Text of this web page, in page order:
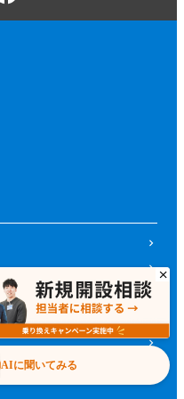
AIに聞いてみる